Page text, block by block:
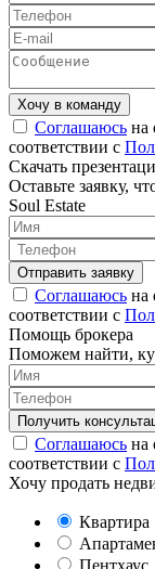
Соглашаюсь на
соответствии с
Скачать
Оставьте заявку,
Soul Estate
Соглашаюсь на
соответствии с
Помощь брокера
Поможем найти,
Соглашаюсь на
соответствии с
Хочу продать
Квартира
Пентхаус